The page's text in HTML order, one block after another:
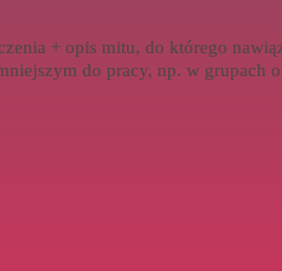
+ opis mitu, do którego
do pracy, np. w grupach